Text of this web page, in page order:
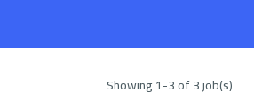
Showing 1-3 of 3 job(s)